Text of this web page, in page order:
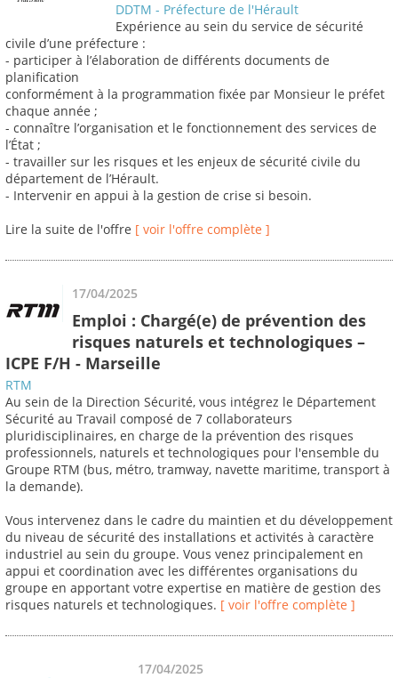
DDTM - Préfecture de l'Hérault
Expérience au sein du service de sécurité
civile d’une préfecture :
- participer à l’élaboration de différents documents de
planification
conformément à la programmation fixée par Monsieur le préfet
chaque année ;
- connaître l’organisation et le fonctionnement des services de
l’État ;
- travailler sur les risques et les enjeux de sécurité civile du
département de l’Hérault.
- Intervenir en appui à la gestion de crise si besoin.
Lire la suite de l'offre [ voir l'offre complète ]
17/04/2025
Emploi : Chargé(e) de prévention des
risques naturels et technologiques –
ICPE F/H - Marseille
RTM
Au sein de la Direction Sécurité, vous intégrez le Département
Sécurité au Travail composé de 7 collaborateurs
pluridisciplinaires, en charge de la prévention des risques
professionnels, naturels et technologiques pour l'ensemble du
Groupe RTM (bus, métro, tramway, navette maritime, transport à
la demande).
Vous intervenez dans le cadre du maintien et du développement
du niveau de sécurité des installations et activités à caractère
industriel au sein du groupe. Vous venez principalement en
appui et coordination avec les différentes organisations du
groupe en apportant votre expertise en matière de gestion des
risques naturels et technologiques. [ voir l'offre complète ]
17/04/2025